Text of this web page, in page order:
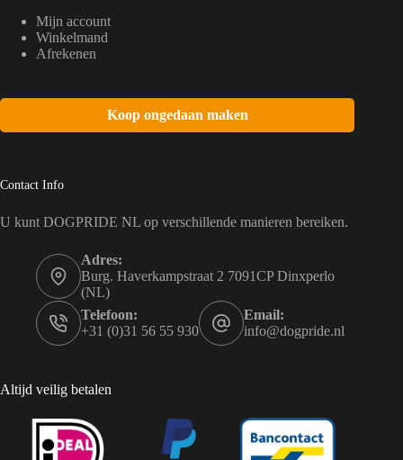
Mijn account
Winkelmand
Afrekenen
Koop ongedaan maken
Contact Info
U kunt DOGPRIDE NL op verschillende manieren bereiken.
Adres:
Burg. Haverkampstraat 2 7091CP Dinxperlo
(NL)
Telefoon:
+31 (0)31 56 55 930
Email:
info@dogpride.nl
Altijd veilig betalen